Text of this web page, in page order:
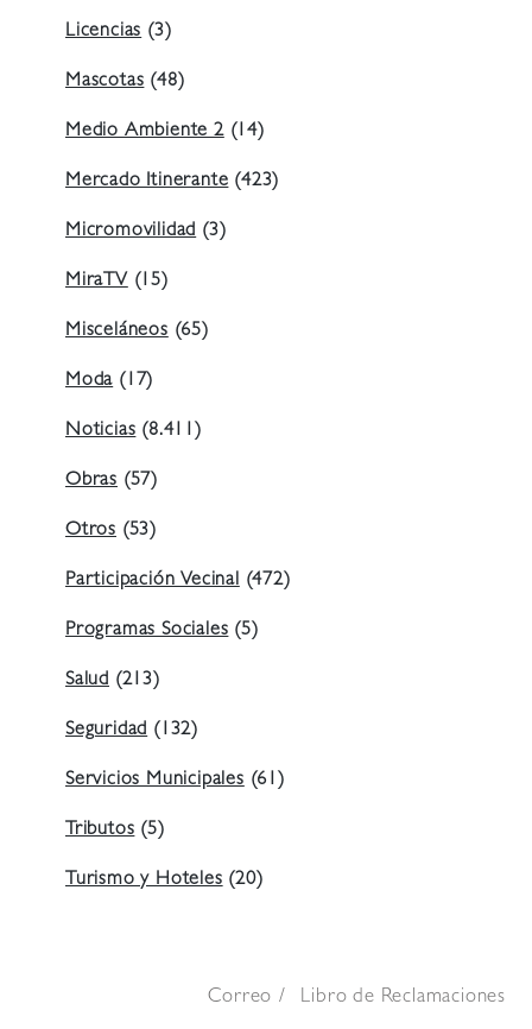
Licencias(3)
Mascotas(48)
Medio Ambiente 2(14)
Mercado Itinerante(423)
Micromovilidad(3)
MiraTV(15)
Misceláneos(65)
Moda(17)
Noticias(8.411)
Obras (57)
Otros (53)
Participación Vecinal(472)
Programas Sociales(5)
Salud (213)
Seguridad(132)
Servicios Municipales(61)
Tributos(5)
Turismo y Hoteles(20)
Correo Libro de Reclamaciones